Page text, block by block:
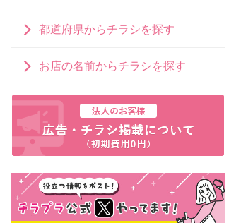
都道府県からチラシを探す
お店の名前からチラシを探す